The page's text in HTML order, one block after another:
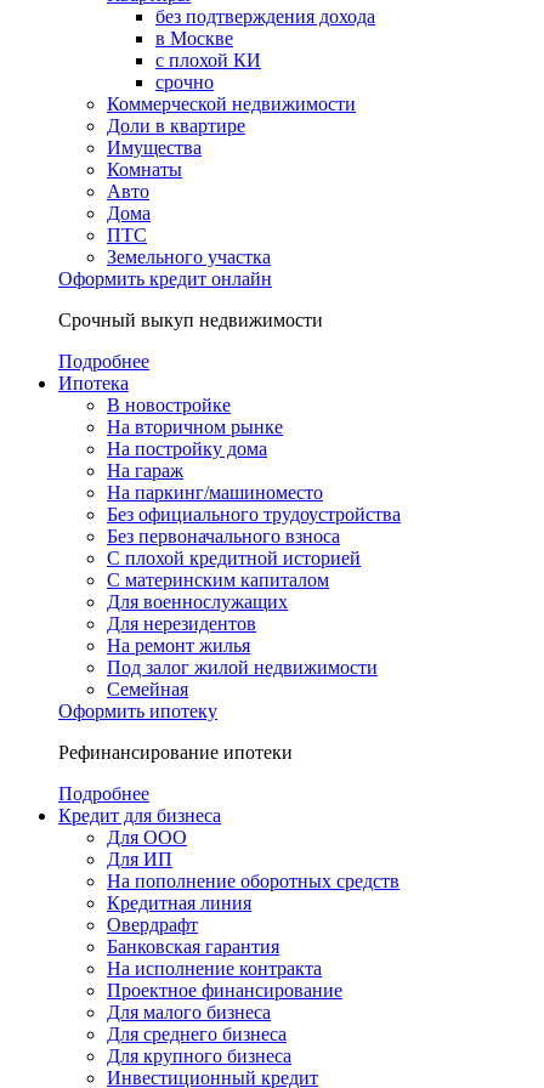
без подтверждения дохода
в Москве
с плохой КИ
срочно
Коммерческой недвижимости
Доли в квартире
Имущества
Комнаты
Авто
Дома
ПТС
Земельного участка
Оформить кредит онлайн
Срочный выкуп недвижимости
Подробнее
Ипотека
В новостройке
На вторичном рынке
На постройку дома
На гараж
На паркинг/машиноместо
Без официального трудоустройства
Без первоначального взноса
С плохой кредитной историей
С материнским капиталом
Для военнослужащих
Для нерезидентов
На ремонт жилья
Под залог жилой недвижимости
Семейная
Оформить ипотеку
Рефинансирование ипотеки
Подробнее
Кредит для бизнеса
Для ООО
Для ИП
На пополнение оборотных средств
Кредитная линия
Овердрафт
Банковская гарантия
На исполнение контракта
Проектное финансирование
Для малого бизнеса
Для среднего бизнеса
Для крупного бизнеса
Инвестиционный кредит